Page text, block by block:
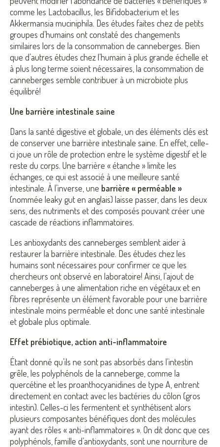
comme les Lactobacillus, les Bifidobacterium et les
Akkermansia muciniphila. Des études faites chez de petits
groupes d’humains ont constaté des changements
similaires lors de la consommation de canneberges. Bien
que d’autres études chez l’humain à plus grande échelle et
à plus long terme soient nécessaires, la consommation de
canneberges semble contribuer à un microbiote plus
équilibré!
Une barrière intestinale saine
Dans la santé digestive et globale, un des éléments clés est
de conserver une barrière intestinale saine. En effet, celle-
ci joue un rôle de protection entre le système digestif et le
reste du corps. Une barrière « étanche » limite les
échanges, ce qui est associé à une meilleure santé
intestinale. À l’inverse, une barrière « perméable »
(nommée leaky gut en anglais) laisse passer, dans les deux
sens, des nutriments et des composés pouvant créer une
cascade de réactions inflammatoires.
Les antioxydants des canneberges semblent aider à
restaurer la barrière intestinale. Des études chez les
humains sont nécessaires pour confirmer ce que les
chercheurs ont observé en laboratoire! Ainsi, l’ajout de
canneberges à une alimentation riche en végétaux et en
fibres représente un élément favorable pour une barrière
intestinale moins perméable et donc une santé intestinale
et globale plus optimale.
Effet prébiotique, action anti-inflammatoire
Étant donné qu’ils ne sont pas absorbés dans l’intestin
grêle, les polyphénols de la canneberge, comme la
quercétine et les proanthocyanidines de type A, entrent
directement en contact avec les bactéries du côlon (gros
intestin). Celles-ci les fermentent et synthétisent alors
plusieurs composantes bénéfiques dont des molécules
ayant des rôles « anti-inflammatoires ». On dit donc que ces
polyphénols, famille d’antioxydants, sont une nourriture de